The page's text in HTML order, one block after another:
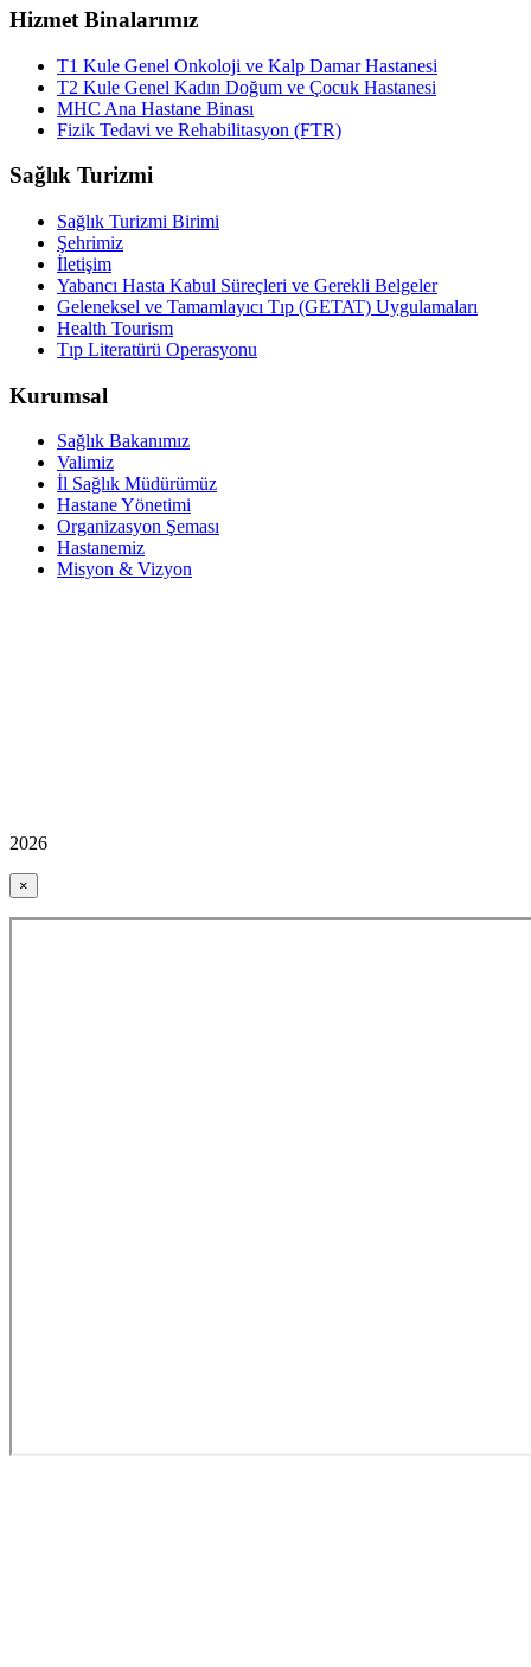
Hizmet Binalarımız
T1 Kule Genel Onkoloji ve Kalp Damar Hastanesi
T2 Kule Genel Kadın Doğum ve Çocuk Hastanesi
MHC Ana Hastane Binası
Fizik Tedavi ve Rehabilitasyon (FTR)
Sağlık Turizmi
Sağlık Turizmi Birimi
Şehrimiz
İletişim
Yabancı Hasta Kabul Süreçleri ve Gerekli Belgeler
Geleneksel ve Tamamlayıcı Tıp (GETAT) Uygulamaları
Health Tourism
Tıp Literatürü Operasyonu
Kurumsal
Sağlık Bakanımız
Valimiz
İl Sağlık Müdürümüz
Hastane Yönetimi
Organizasyon Şeması
Hastanemiz
Misyon & Vizyon
2026
×